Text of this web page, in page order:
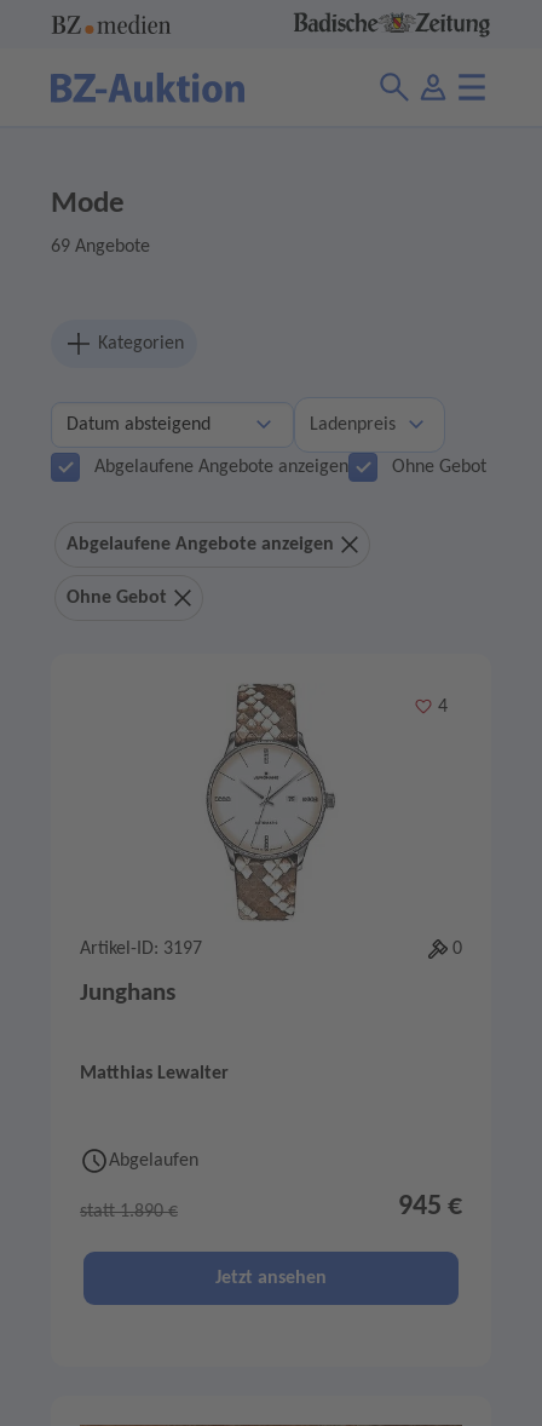
Mode
69 Angebote
Kategorien
Ladenpreis
Abgelaufene Angebote anzeigen Ohne Gebot
Abgelaufene Angebote anzeigen
Ohne Gebot
Merken
4
Artikel-ID: 3197 0
Junghans
Matthias Lewalter
Abgelaufen
statt 1.890 € 945 €
Jetzt ansehen